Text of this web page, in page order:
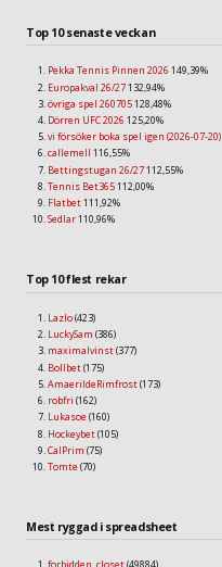
Top 10 senaste veckan
Pekka Tennis Pinnen 2026 149,39%
Europakval 26/27132,94%
övriga spel 260705128,48%
Dörren UFC 2026 125,20%
vi försöker boka spel igen (2026-07-20)
callemell 116,55%
Bettingstugan 26/27112,55%
Tennis Bet365112,00%
Flatbet111,92%
Sedlar110,96%
Top 10 flest rekar
Lazlo(423)
LuckySam (386)
maximalvinst(377)
Bollbet(175)
AmaerildeRimfrost(173)
robfri (162)
Lukasoe (160)
Hockeybet(105)
CalPrim (75)
Tomte (70)
Mest ryggad i spreadsheet